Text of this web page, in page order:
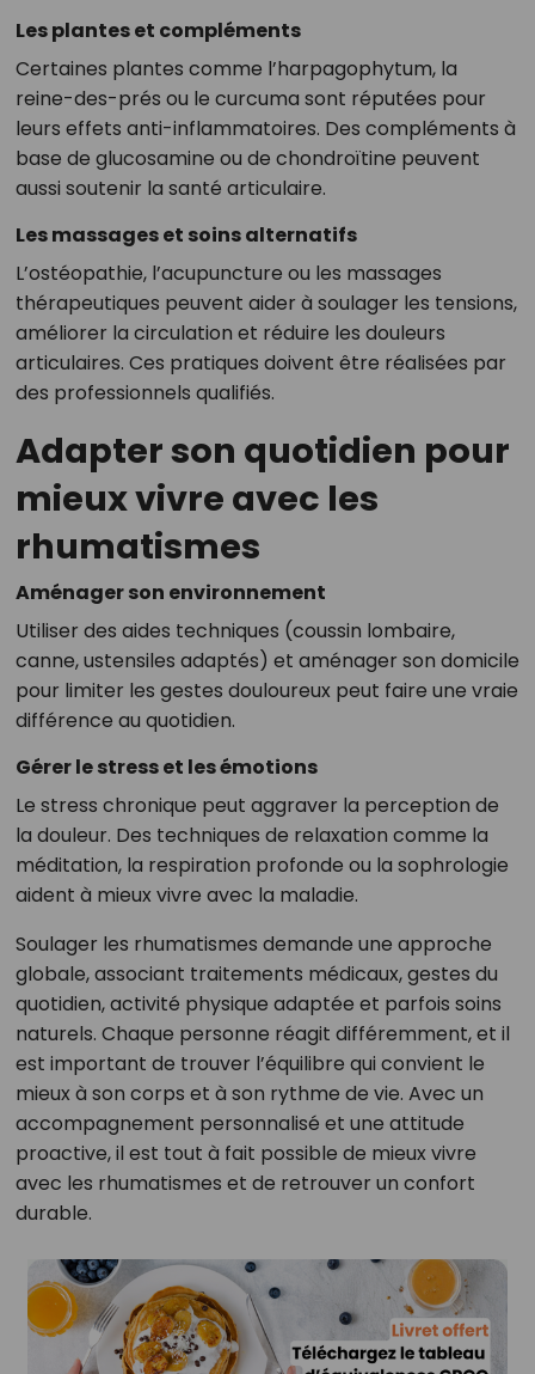
Les plantes et compléments
Certaines plantes comme l’harpagophytum, la
reine-des-prés ou le curcuma sont réputées pour
leurs effets anti-inflammatoires. Des compléments à
base de glucosamine ou de chondroïtine peuvent
aussi soutenir la santé articulaire.
Les massages et soins alternatifs
L’ostéopathie, l’acupuncture ou les massages
thérapeutiques peuvent aider à soulager les tensions,
améliorer la circulation et réduire les douleurs
articulaires. Ces pratiques doivent être réalisées par
des professionnels qualifiés.
Adapter son quotidien pour
mieux vivre avec les
rhumatismes
Aménager son environnement
Utiliser des aides techniques (coussin lombaire,
canne, ustensiles adaptés) et aménager son domicile
pour limiter les gestes douloureux peut faire une vraie
différence au quotidien.
Gérer le stress et les émotions
Le stress chronique peut aggraver la perception de
la douleur. Des techniques de relaxation comme la
méditation, la respiration profonde ou la sophrologie
aident à mieux vivre avec la maladie.
Soulager les rhumatismes demande une approche
globale, associant traitements médicaux, gestes du
quotidien, activité physique adaptée et parfois soins
naturels. Chaque personne réagit différemment, et il
est important de trouver l’équilibre qui convient le
mieux à son corps et à son rythme de vie. Avec un
accompagnement personnalisé et une attitude
proactive, il est tout à fait possible de mieux vivre
avec les rhumatismes et de retrouver un confort
durable.